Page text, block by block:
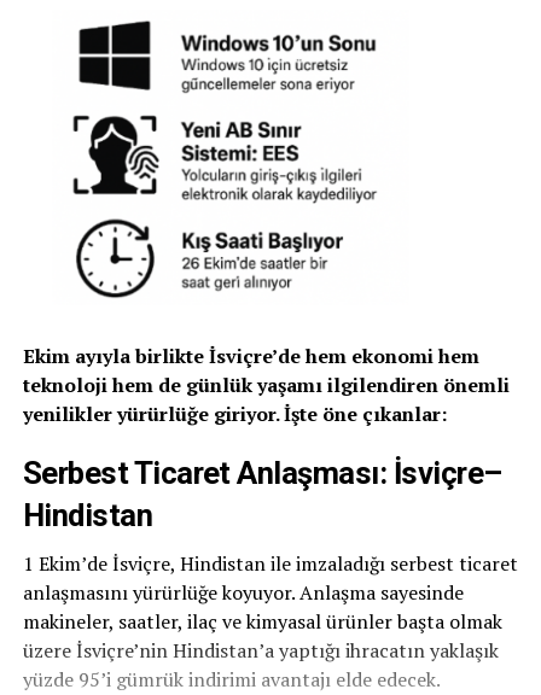
Ekim ayıyla birlikte İsviçre’de hem ekonomi hem
teknoloji hem de günlük yaşamı ilgilendiren önemli
yenilikler yürürlüğe giriyor. İşte öne çıkanlar:
Serbest Ticaret Anlaşması: İsviçre–
Hindistan
1 Ekim’de İsviçre, Hindistan ile imzaladığı serbest ticaret
anlaşmasını yürürlüğe koyuyor. Anlaşma sayesinde
makineler, saatler, ilaç ve kimyasal ürünler başta olmak
üzere İsviçre’nin Hindistan’a yaptığı ihracatın yaklaşık
yüzde 95’i gümrük indirimi avantajı elde edecek.